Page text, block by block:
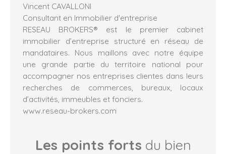
Vincent CAVALLONI
Consultant en Immobilier d'entreprise
RESEAU BROKERS® est le premier cabinet
immobilier d’entreprise structuré en réseau de
mandataires. Nous maillons avec notre équipe
une grande partie du territoire national pour
accompagner nos entreprises clientes dans leurs
recherches de commerces, bureaux, locaux
d’activités, immeubles et fonciers.
www.reseau-brokers.com
Les points forts du bien